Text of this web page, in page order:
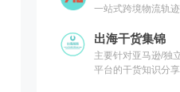
一站式跨境物流轨
出海干货集锦
主要针对亚马逊/独
平台的干货知识分